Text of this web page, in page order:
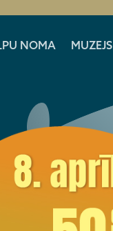
NOMA MUZEJS